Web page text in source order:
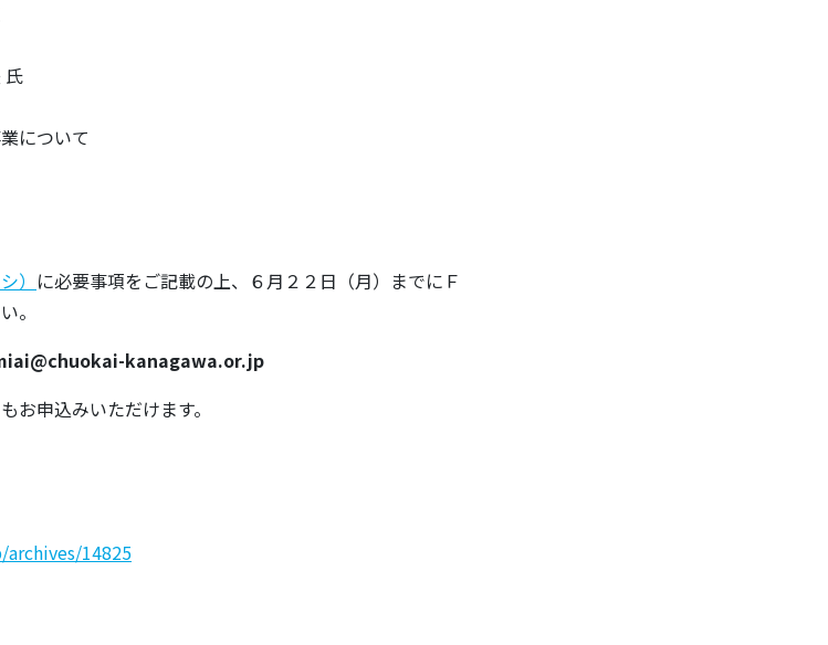
について
） に必要事項をご記載の上、６月２２日（月）までにＦ
。
kanagawa.or.jp
お申込みいただけます。
14825